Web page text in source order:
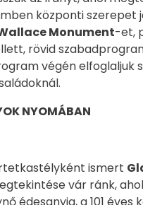
központi szerepet
Monument-et,
rövid
végén elfoglaljuk
NYOMÁBAN
ismert
vár ránk, ahol